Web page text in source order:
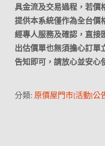
具金流及交易過程，若價
提供本系統僅作為全台價
經專人服務及確認，直接
出估價單也無須擔心訂單
告知即可，請放心並安心
分類: 原價屋門市|活動|公